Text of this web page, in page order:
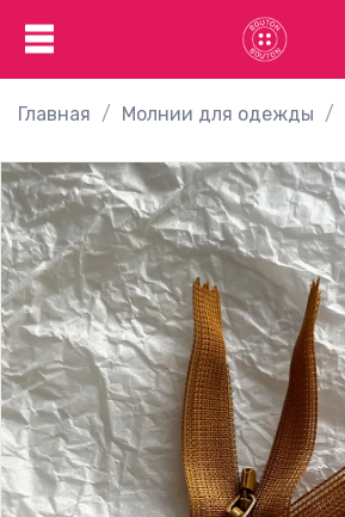
Главная Молнии для одежды